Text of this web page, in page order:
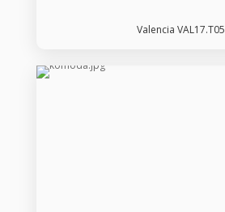
Valencia VAL17.T05